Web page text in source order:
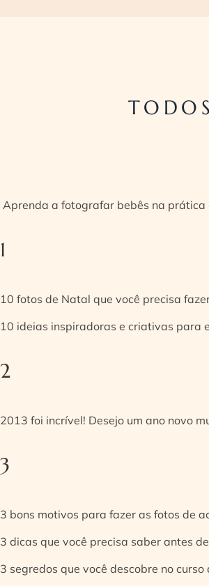
Aprenda a fotografar bebês na prática
1
10 fotos de Natal que você precisa
10 ideias inspiradoras e criativas para
2
2013 foi incrível! Desejo um ano novo
3
3 bons motivos para fazer as fotos de
3 dicas que você precisa saber antes
3 segredos que você descobre no